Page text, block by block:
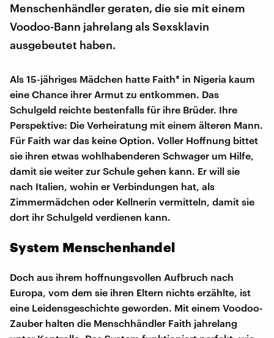
Menschenhändler geraten, die sie mit einem
Voodoo-Bann jahrelang als Sexsklavin
ausgebeutet haben.
Als 15-jähriges Mädchen hatte Faith* in Nigeria kaum
eine Chance ihrer Armut zu entkommen. Das
Schulgeld reichte bestenfalls für ihre Brüder. Ihre
Perspektive: Die Verheiratung mit einem älteren Mann.
Für Faith war das keine Option. Voller Hoffnung bittet
sie ihren etwas wohlhabenderen Schwager um Hilfe,
damit sie weiter zur Schule gehen kann. Er will sie
nach Italien, wohin er Verbindungen hat, als
Zimmermädchen oder Kellnerin vermitteln, damit sie
dort ihr Schulgeld verdienen kann.
System Menschenhandel
Doch aus ihrem hoffnungsvollen Aufbruch nach
Europa, vom dem sie ihren Eltern nichts erzählte, ist
eine Leidensgeschichte geworden. Mit einem Voodoo-
Zauber halten die Menschhändler Faith jahrelang